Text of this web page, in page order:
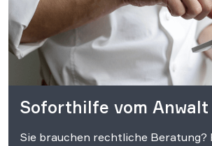
Soforthilfe vom Anwalt
Sie brauchen rechtliche Beratung?